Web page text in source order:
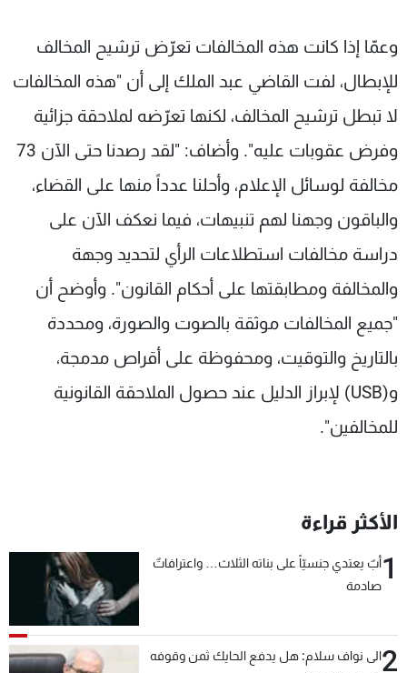
وعمّا إذا كانت هذه المخالفات تعرّض ترشيح المخالف
للإبطال، لفت القاضي عبد الملك إلى أن "هذه المخالفات
لا تبطل ترشيح المخالف، لكنها تعرّضه لملاحقة جزائية
وفرض عقوبات عليه". وأضاف: "لقد رصدنا حتى الآن 73
مخالفة لوسائل الإعلام، وأحلنا عدداً منها على القضاء،
والباقون وجهنا لهم تنبيهات، فيما نعكف الآن على
دراسة مخالفات استطلاعات الرأي لتحديد وجهة
والمخالفة ومطابقتها على أحكام القانون". وأوضح أن
"جميع المخالفات موثقة بالصوت والصورة، ومحددة
بالتاريخ والتوقيت، ومحفوظة على أقراص مدمجة،
و(USB) لإبراز الدليل عند حصول الملاحقة القانونية
للمخالفين".
الأكثر قراءة
1أبٌ يعتدي جنسيّاً على بناته الثلاث… واعترافاتٌ
صادمة
2الى نواف سلام: هل يدفع الحايك ثمن وقوفه